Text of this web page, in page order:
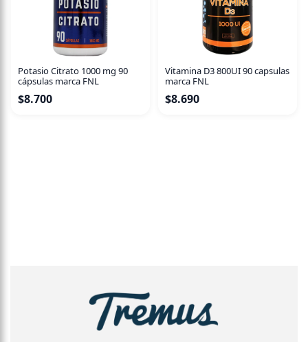
Potasio Citrato 1000 mg 90
cápsulas marca FNL
$8.700
Vitamina D3 800UI 90 capsulas
marca FNL
$8.690